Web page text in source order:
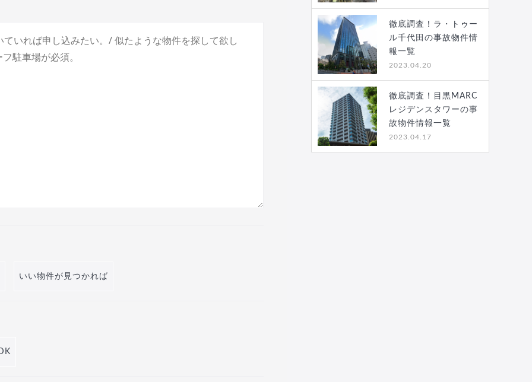
いい物件が見つかれば
徹底調査！ラ・トゥー
ル千代田の事故物件情
報一覧
2023.04.20
徹底調査！目黒MARC
レジデンスタワーの事
故物件情報一覧
2023.04.17